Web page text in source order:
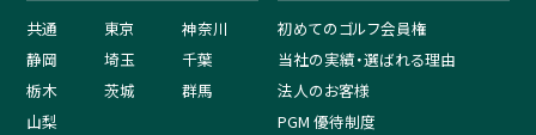
共通 東京
神奈川
静岡
埼玉
千葉
栃木
茨城
群馬
山梨
初めてのゴルフ会員権
当社の実績・選ばれる理由
法人のお客様
PGM 優待制度